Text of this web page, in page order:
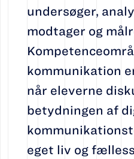
undersøger,
modtager og
kommunikation
når eleverne
betydningen af
eget liv og